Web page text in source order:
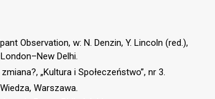
Observation, w: N. Denzin, Y. Lincoln (red.),
Delhi.
„Kultura i Społeczeństwo”, nr 3.
Warszawa.